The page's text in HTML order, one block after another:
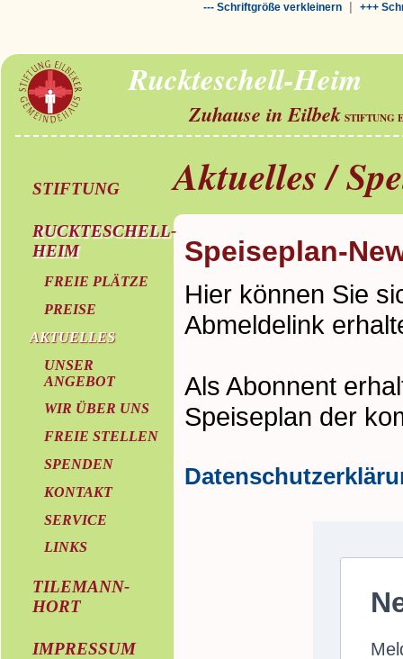
--- Schriftgröße verkleinern| +++
Ruckteschell-Heim
Zuhause in Eilbek STIFTUNG
STIFTUNG
RUCKTESCHELL-
HEIM
FREIE PLÄTZE
PREISE
AKTUELLES
UNSER
ANGEBOT
WIR ÜBER UNS
FREIE STELLEN
SPENDEN
KONTAKT
SERVICE
LINKS
TILEMANN-
HORT
IMPRESSUM
Aktuelles /
Speiseplan-
Hier können Sie
Abmeldelink
Als Abonnent
Speiseplan der